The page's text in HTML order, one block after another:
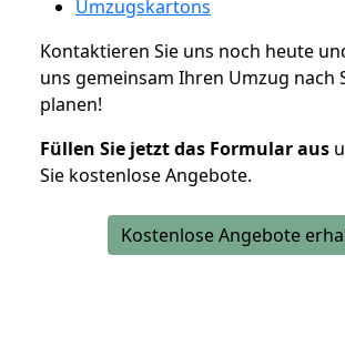
Umzugskartons
Kontaktieren Sie uns noch heute
uns gemeinsam Ihren Umzug nach
planen!
Füllen Sie jetzt das Formular aus
Sie kostenlose Angebote.
Kostenlose Angebote